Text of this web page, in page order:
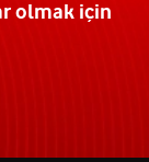
olmak için